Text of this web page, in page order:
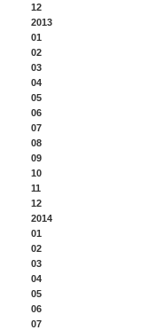
12
2013
01
02
03
04
05
06
07
08
09
10
11
12
2014
01
02
03
04
05
06
07